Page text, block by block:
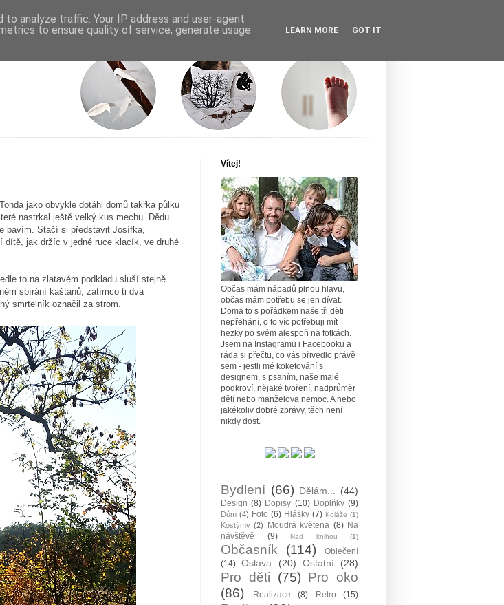
jako obvykle dotáhl domů takřka půlku
nastrkal ještě velký kus mechu. Dědu
bavím. Stačí si představit Josífka,
dítě, jak držíc v jedné ruce klacík, ve druhé
to na zlatavém podkladu sluší stejně
sbírání kaštanů, zatímco ti dva
smrtelník označil za strom.
Vítej!
Občas mám nápadů plnou hlavu,
občas mám potřebu se jen dívat.
Doma to s pořádkem naše tři děti
nepřehání, o to víc potřebuji mít
hezky po svém alespoň na fotkách.
Jsem na Instagramu i Facebooku a
ráda si přečtu, co vás přivedlo právě
sem - jestli mé koketování s
designem, s psaním, naše malé
podkroví, nějaké tvoření, nadprůměr
dětí nebo manželova nemoc. A nebo
jakékoliv dobré zprávy, těch není
nikdy dost.
Bydlení (66) Dělám... (44)
Design (8) Dopisy (10) Doplňky (9)
Dům (4) Foto (6) Hlášky (7) Koláže (1)
Kostýmy (2) Moudrá květena (8) Na
návštěvě
(9) Nad knihou (1)
Občasník (114)
Oblečení
(14) Oslava (20) Ostatní (28)
Pro děti (75) Pro oko
(86)
Realizace (8) Retro (15)
analyze traffic. Your IP address and user-agent
to ensure quality of service, generate usage
LEARN MORE GOT IT